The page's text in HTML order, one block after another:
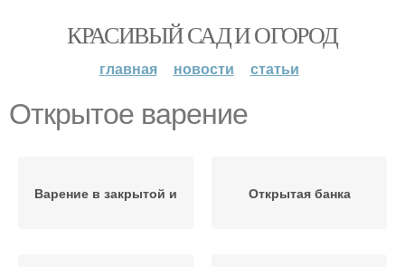
КРАСИВЫЙ САД И ОГОРОД
главная новости статьи
Открытое варение
Варение в закрытой и Открытая банка